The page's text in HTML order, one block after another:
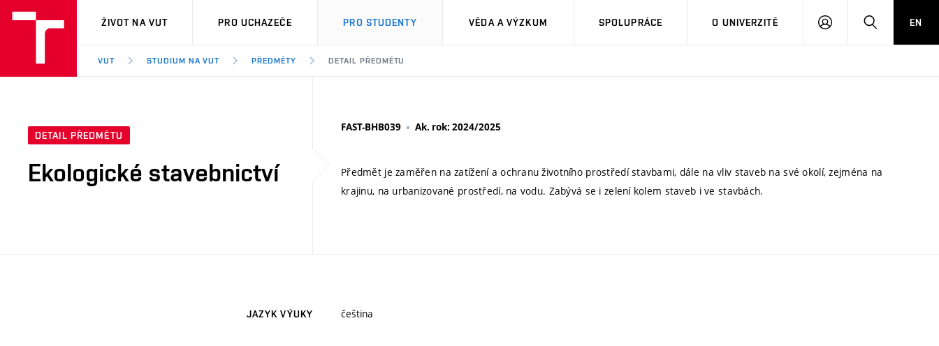
VUT
ŽIVOT NA VUT PRO UCHAZEČE PRO STUDENTY VĚDA A VÝZKUM SPOLUPRÁCE O UNIVERZITĚ
PŘIHLÁSIT HLEDATEN
VUT STUDIUM NA VUT PŘEDMĚTY DETAIL PŘEDMĚTU
DETAIL PŘEDMĚTU
Ekologické stavebnictví
FAST-BHB039 Ak. rok: 2024/2025
Předmět je zaměřen na zatížení a ochranu životního prostředí stavbami, dále na vliv staveb na své okolí, zejména na
krajinu, na urbanizované prostředí, na vodu. Zabývá se i zelení kolem staveb i ve stavbách.
JAZYK VÝUKY čeština